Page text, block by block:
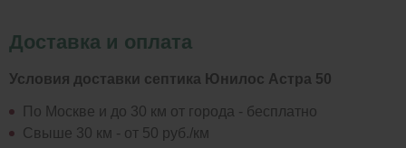
Доставка и оплата
Условия доставки септика Юнилос Астра 50
По Москве и до 30 км от города - бесплатно
Свыше 30 км - от 50 руб./км